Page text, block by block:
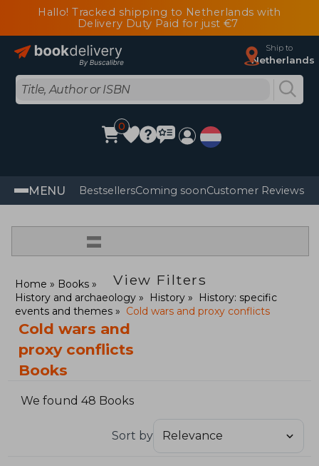
Hallo! Tracked shipping to Netherlands with
Delivery Duty Paid for just €7
Ship to
Netherlands
0
MENU BestsellersComing soonCustomer Reviews
=
View Filters
Home
Books
History and archaeology
History
History: specific
events and themes
Cold wars and proxy conflicts
Cold wars and
proxy conflicts
Books
We found 48 Books
Sort by